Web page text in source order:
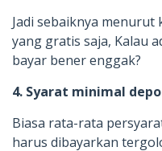
Jadi sebaiknya
yang gratis saja, Kalau
bayar bener enggak?
4. Syarat minimal
Biasa rata-rata
harus dibayarkan